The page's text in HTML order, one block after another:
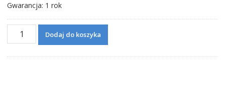
Gwarancja: 1 rok
ilość
Bateria
Dodaj do koszyka